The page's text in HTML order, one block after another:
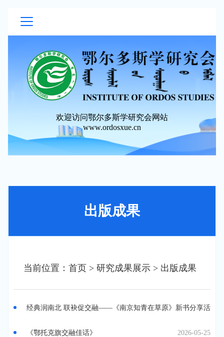
欢迎访问鄂尔多斯学研究会网站
www.ordosxue.cn
出版成果
当前位置：首页 > 研究成果展示 > 出版成果
经典润南北 联袂促交融——《南京知青在草原》新书分享活动
《鄂托克旗交融佳话》 2026-05-25